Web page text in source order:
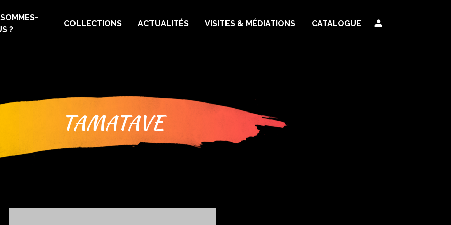
?
COLLECTIONS ACTUALITÉS VISITES & MÉDIATIONS CATALOGUE
TAMATAVE